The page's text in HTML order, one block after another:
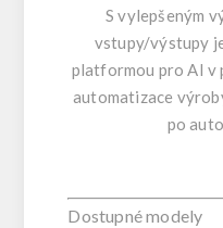
S vylepšeným
vstupy/výstupy
platformou pro AI v
automatizace
po
Dostupné modely